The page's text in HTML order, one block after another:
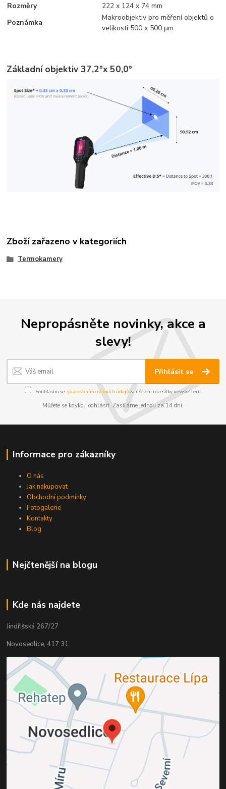
Rozměry
222 x 124 x 74 mm
Poznámka
Makroobjektiv pro měření objektů o
velikosti 500 x 500 μm
Základní objektiv 37,2°x 50,0°
Zboží zařazeno v kategoriích
Termokamery
Nepropásněte novinky, akce a
slevy!
Přihlásit se
Souhlasím se zpracováním osobních údajůza účelem rozesílky newsletteru.
Můžete se kdykoli odhlásit. Zasíláme jednou za 14 dní.
Informace pro zákazníky
O nás
Jak nakupovat
Obchodní podmínky
Fotogalerie
Kontakty
Blog
Nejčtenější na blogu
Kde nás najdete
Jindřišská 267/27
Novosedlice, 417 31